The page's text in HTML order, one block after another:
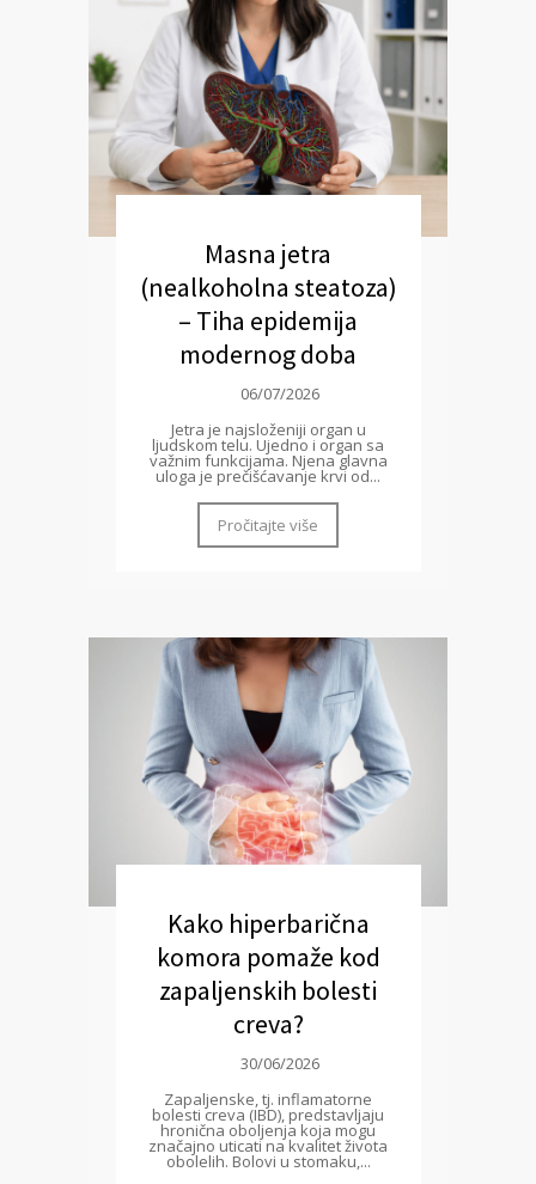
Masna jetra
(nealkoholna steatoza)
– Tiha epidemija
modernog doba
06/07/2026
Jetra je najsloženiji organ u
ljudskom telu. Ujedno i organ sa
važnim funkcijama. Njena glavna
uloga je prečišćavanje krvi od...
Pročitajte više
Kako hiperbarična
komora pomaže kod
zapaljenskih bolesti
creva?
30/06/2026
Zapaljenske, tj. inflamatorne
bolesti creva (IBD), predstavljaju
hronična oboljenja koja mogu
značajno uticati na kvalitet života
obolelih. Bolovi u stomaku,...